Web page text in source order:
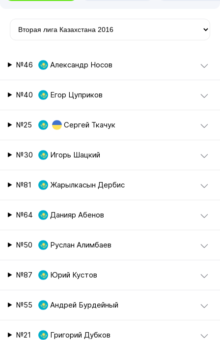
№46 Александр Носов
№40 Егор Цуприков
№25 Сергей Ткачук
№30 Игорь Шацкий
№81 Жарылкасын Дербис
№64 Данияр Абенов
№50 Руслан Алимбаев
№87 Юрий Кустов
№55 Андрей Бурдейный
№21 Григорий Дубков